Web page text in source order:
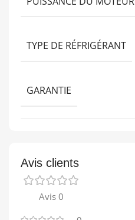
TYPE DE RÉFRIGÉRANT
GARANTIE
Avis clients
Avis 0